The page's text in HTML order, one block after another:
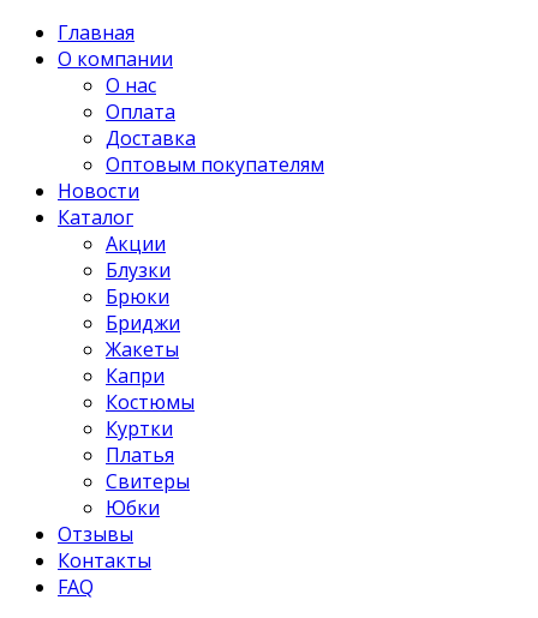
Главная
О компании
О нас
Оплата
Доставка
Оптовым покупателям
Новости
Каталог
Акции
Блузки
Брюки
Бриджи
Жакеты
Капри
Костюмы
Куртки
Платья
Свитеры
Юбки
Отзывы
Контакты
FAQ